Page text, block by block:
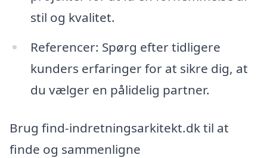
stil og kvalitet.
Referencer: Spørg efter tidligere
kunders erfaringer for at sikre dig, at
du vælger en pålidelig partner.
Brug find-indretningsarkitekt.dk til at
finde og sammenligne